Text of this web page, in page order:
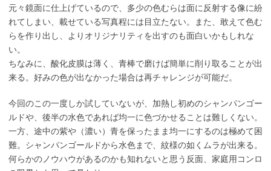
元々鏡面に仕上げているので、多少の色むらは面に反射する像に紛
れてしまい、載せている写真程には目立たない。また、敢えて色む
らを作り出し、よりオリジナリティを出すのも面白いかもしれな
い。
ちなみに、酸化皮膜は薄く、青棒で磨けば簡単に削り取ることが出
来る。好みの色が出なかった場合は再チャレンジが可能だ。
今回のこの一度しか試していないが、加熱し初めのシャンパンゴー
ルドや、後半の水色であれば均一に色づかせることは難しくない。
一方、途中の紫や（濃い）青を保ったまま均一にするのは極めて困
難。シャンパンゴールドから水色まで、紋様の如くムラが出来る。
何らかのノウハウがあるのかも知れないと思う反面、家庭用コンロ